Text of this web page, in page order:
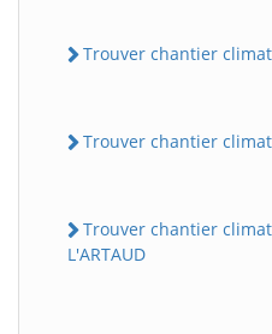
Trouver chantier
Trouver chantier
Trouver chantier
L'ARTAUD